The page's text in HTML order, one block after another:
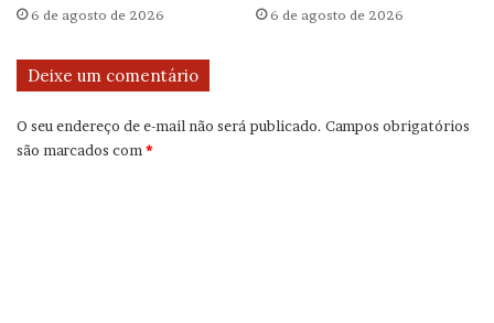
6 de agosto de 2026 6 de agosto de 2026
Deixe um comentário
O seu endereço de e-mail não será publicado. Campos obrigatórios
são marcados com *